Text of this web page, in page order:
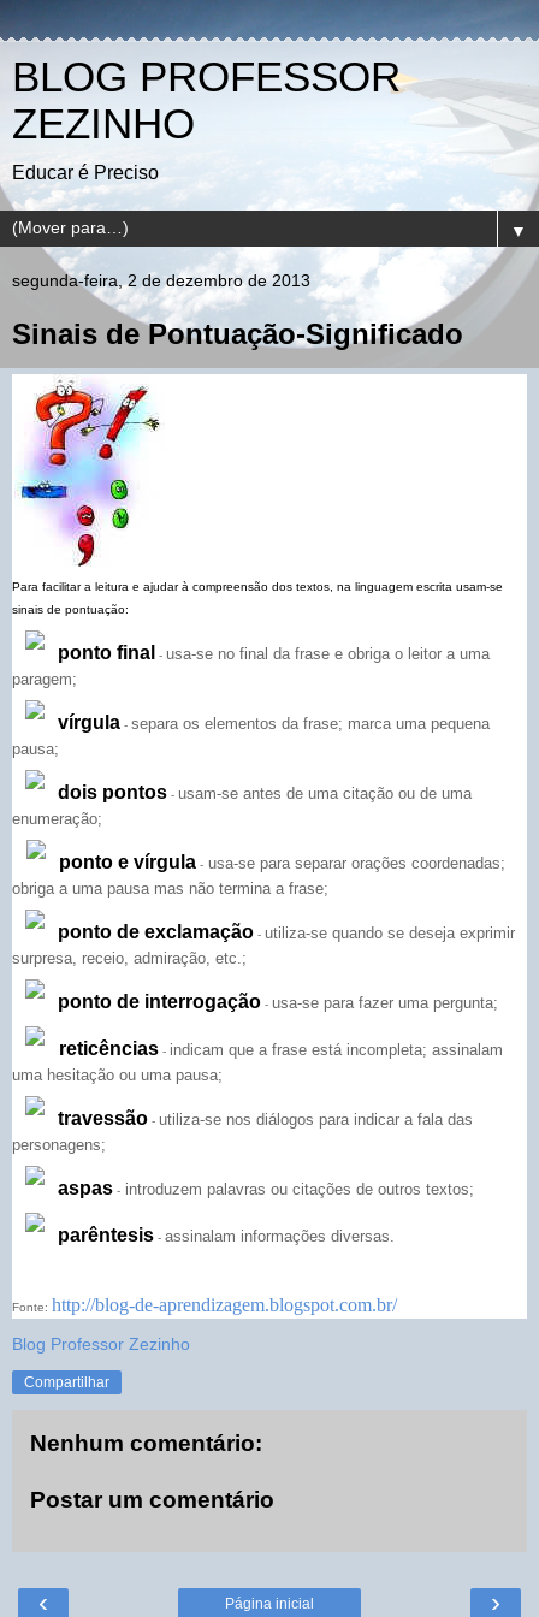
BLOG PROFESSOR
ZEZINHO
Educar é Preciso
▼
segunda-feira, 2 de dezembro de 2013
Sinais de Pontuação-Significado
Para facilitar a leitura e ajudar à compreensão dos textos, na linguagem escrita usam-se
sinais de pontuação:
ponto final - usa-se no final da frase e obriga o leitor a uma
paragem;
vírgula - separa os elementos da frase; marca uma pequena
pausa;
dois pontos - usam-se antes de uma citação ou de uma
enumeração;
ponto e vírgula - usa-se para separar orações coordenadas;
obriga a uma pausa mas não termina a frase;
ponto de exclamação - utiliza-se quando se deseja exprimir
surpresa, receio, admiração, etc.;
ponto de interrogação - usa-se para fazer uma pergunta;
reticências - indicam que a frase está incompleta; assinalam
uma hesitação ou uma pausa;
travessão - utiliza-se nos diálogos para indicar a fala das
personagens;
aspas - introduzem palavras ou citações de outros textos;
parêntesis - assinalam informações diversas.
Fonte: http://blog-de-aprendizagem.blogspot.com.br/
Blog Professor Zezinho
Compartilhar
Nenhum comentário:
Postar um comentário
‹ ›
Página inicial